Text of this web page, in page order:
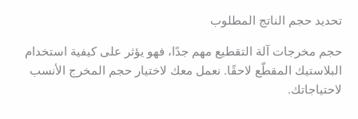
تحديد حجم الناتج المطلوب
حجم مخرجات آلة التقطيع مهم جدًا، فهو يؤثر على كيفية استخدام
البلاستيك المقطّع لاحقًا. نعمل معك لاختيار حجم المخرج الأنسب
لاحتياجاتك.